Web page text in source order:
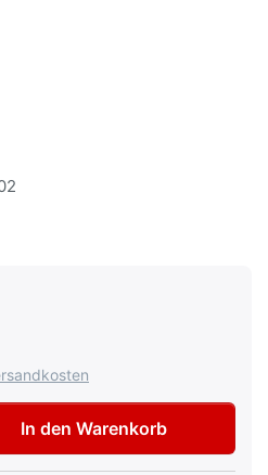
Autolack für Nissan CAE
In den Warenkorb